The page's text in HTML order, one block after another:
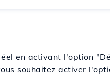
en activant l'option
souhaitez activer